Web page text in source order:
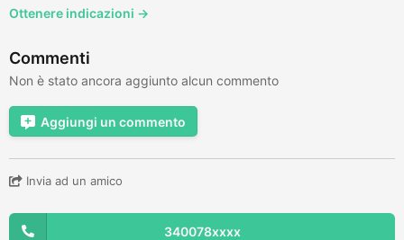
Ottenere indicazioni →
Commenti
Non è stato ancora aggiunto alcun commento
Aggiungi un commento
Invia ad un amico
340078xxxx